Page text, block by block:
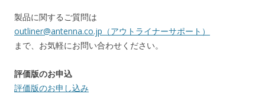
製品に関するご質問は
outliner@antenna.co.jp（アウトライナーサポート）
まで、お気軽にお問い合わせください。
評価版のお申込
評価版のお申し込み